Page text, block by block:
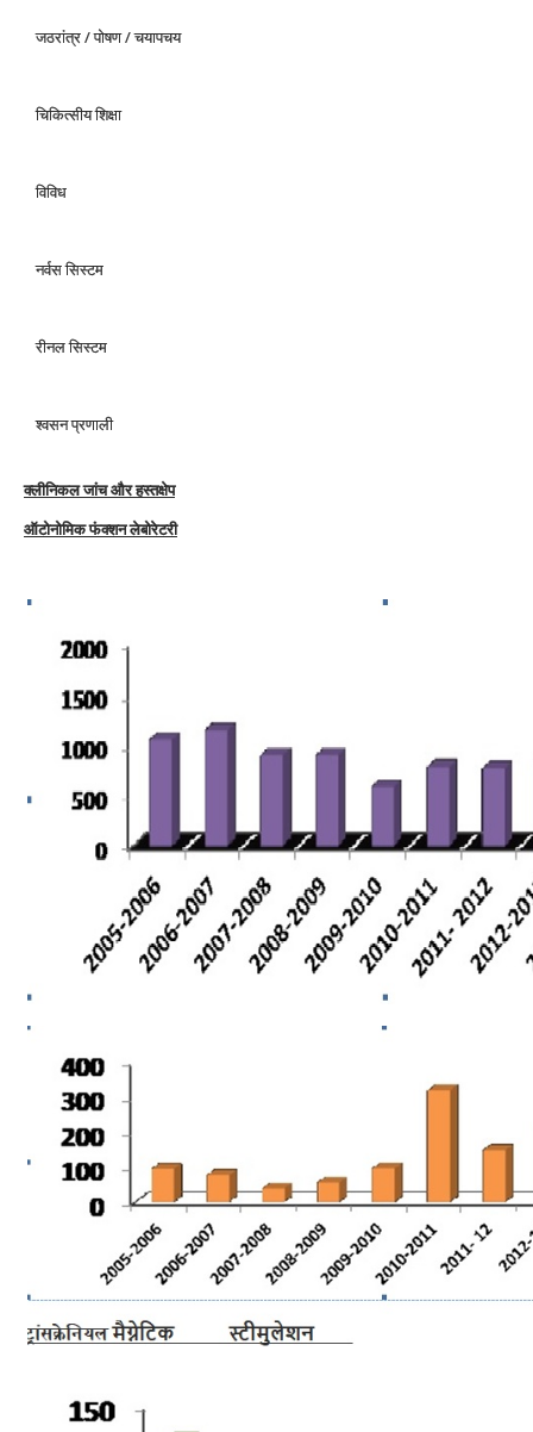
जठरांत्र / पोषण / चयापचय
चिकित्सीय शिक्षा
विविध
नर्वस सिस्टम
रीनल सिस्टम
श्वसन प्रणाली
क्लीनिकल जांच और हस्तक्षेप
ऑटोनोमिक फंक्शन लेबोरेटरी